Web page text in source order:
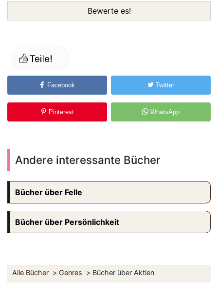
Bewerte es!
Facebook Twitter
Pinterest WhatsApp
Andere interessante Bücher
Bücher über Felle
Bücher über Persönlichkeit
Alle Bücher Genres Bücher über Aktien